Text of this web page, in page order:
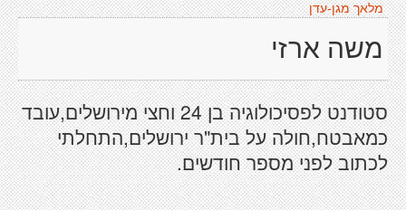
מלאך מגן-עדן
משה ארזי
סטודנט לפסיכולוגיה בן 24 וחצי מירושלים,עובד
כמאבטח,חולה על בית"ר ירושלים,התחלתי
לכתוב לפני מספר חודשים.